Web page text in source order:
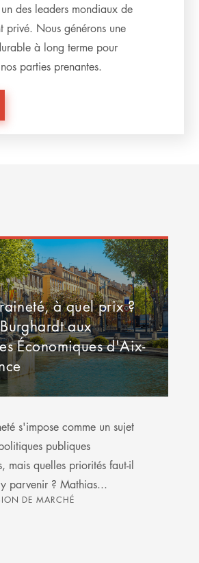
des leaders mondiaux de
privé. Nous générons une
à long terme pour
parties prenantes.
à quel prix ?
aux
Économiques d'Aix-
s'impose comme un sujet
publiques
mais quelles priorités faut-il
parvenir ? Mathias...
DE MARCHÉ